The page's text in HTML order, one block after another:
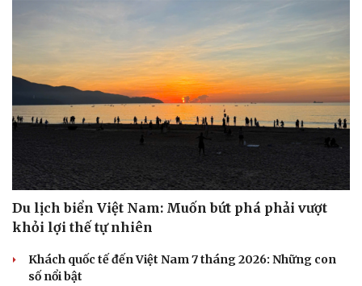
Du lịch biển Việt Nam: Muốn bứt phá phải vượt
khỏi lợi thế tự nhiên
Khách quốc tế đến Việt Nam 7 tháng 2026: Những con
số nổi bật